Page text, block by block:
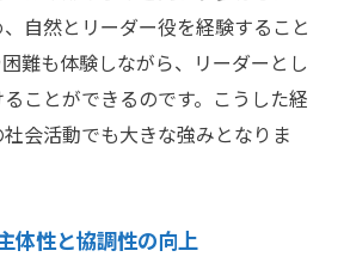
自然とリーダー役を経験すること
難も体験しながら、リーダーとし
ことができるのです。こうした経
会活動でも大きな強みとなりま
体性と協調性の向上